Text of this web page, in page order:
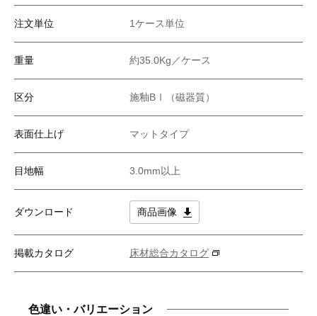
注文単位 1ケース単位
重量 約35.0Kg／ケース
区分 施釉BⅠ（磁器質）
表面仕上げ マットタイプ
目地幅 3.0mm以上
ダウンロード 商品画像
掲載カタログ 床材総合カタログ
色違い・バリエーション